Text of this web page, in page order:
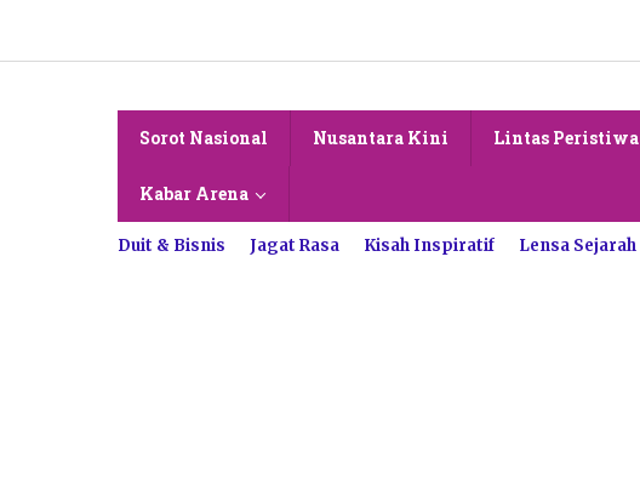
konten
Sorot Nasional Nusantara Kini Lintas Peristiwa
Kabar Arena
Duit & Bisnis Jagat Rasa Kisah Inspiratif Lensa Sejarah